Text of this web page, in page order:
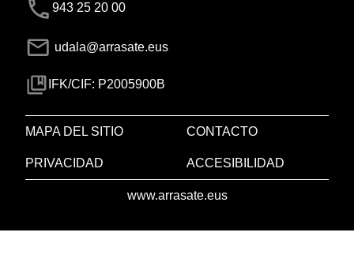
943 25 20 00
udala@arrasate.eus
IFK/CIF: P2005900B
MAPA DEL SITIO CONTACTO
PRIVACIDAD ACCESIBILIDAD
www.arrasate.eus